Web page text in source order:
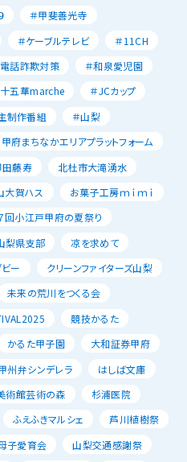
＃甲斐善光寺
＃ケーブルテレビ
＃11CH
電話詐欺対策
＃和泉愛児園
十五華marche
＃JCカップ
制作番組
＃山梨
甲府まちなかエリアプラットフォーム
田藤寿
北杜市大滝湧水
大賀ハス
お菓子工房ｍｉｍｉ
回小江戸甲府の夏祭り
梨県支部
凉を求めて
ー
クリーンファイターズ山梨
未来の荒川をつくる会
競技かるた
かるた甲子園
大和証券甲府
州弁シンデレラ
はしば文庫
術館芸術の森
杉浦医院
ふえふきマルシェ
芦川植樹祭
子愛育会
山梨交通感謝祭